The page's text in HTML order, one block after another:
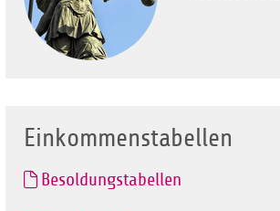
Einkommenstabellen
Besoldungstabellen